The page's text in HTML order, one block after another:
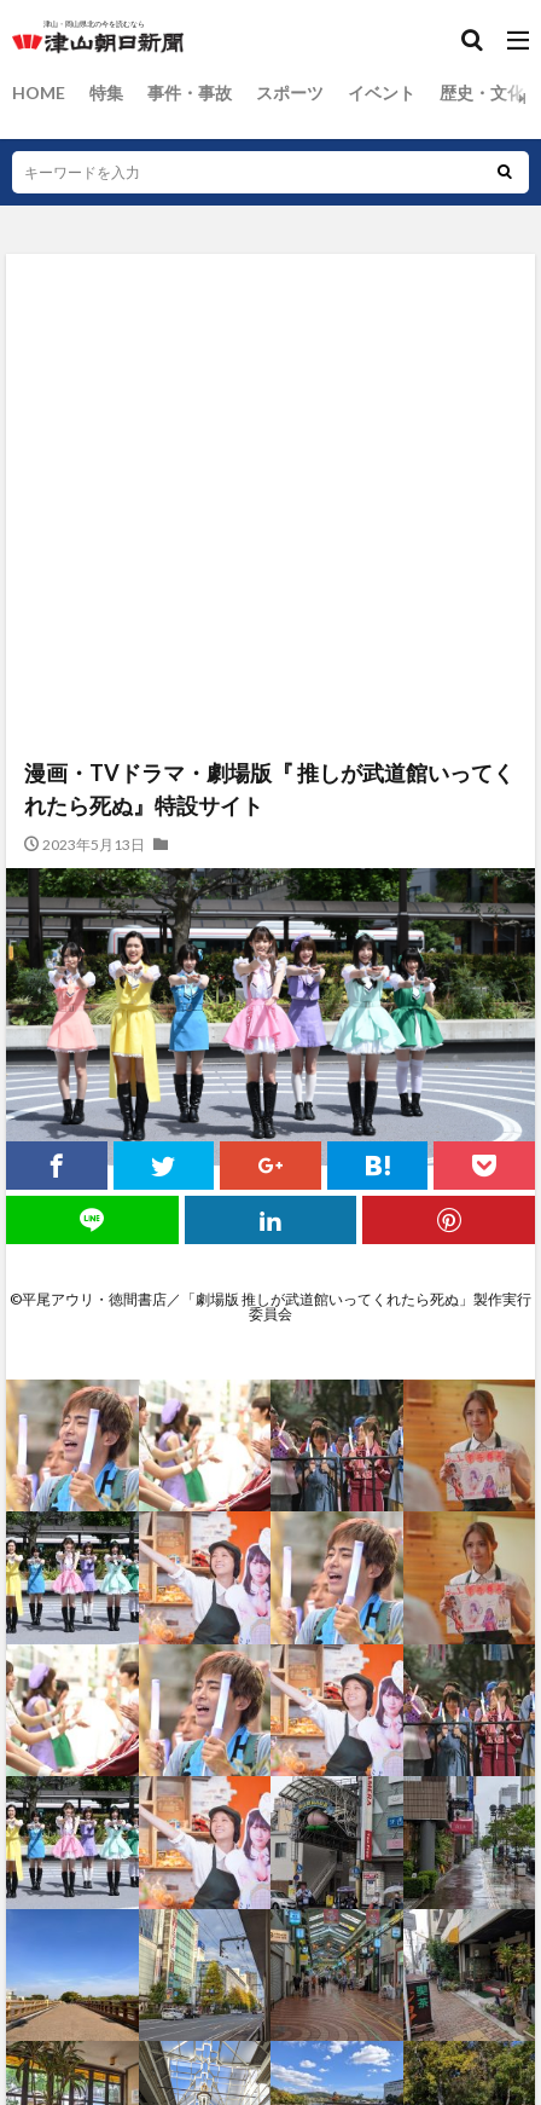
HOME 特集 事件・事故 スポーツ イベント 歴史・文化
漫画・TVドラマ・劇場版『 推しが武道館いってく
れたら死ぬ』特設サイト
2023年5月13日
©平尾アウリ・徳間書店／「劇場版 推しが武道館いってくれたら死ぬ」製作実行
委員会